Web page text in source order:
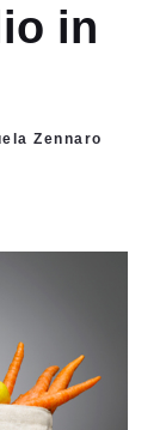
in
Zennaro